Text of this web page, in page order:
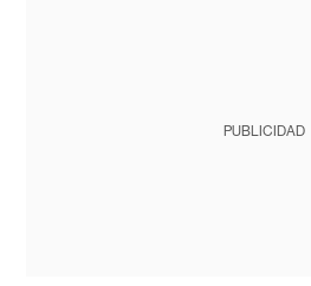
PUBLICIDAD